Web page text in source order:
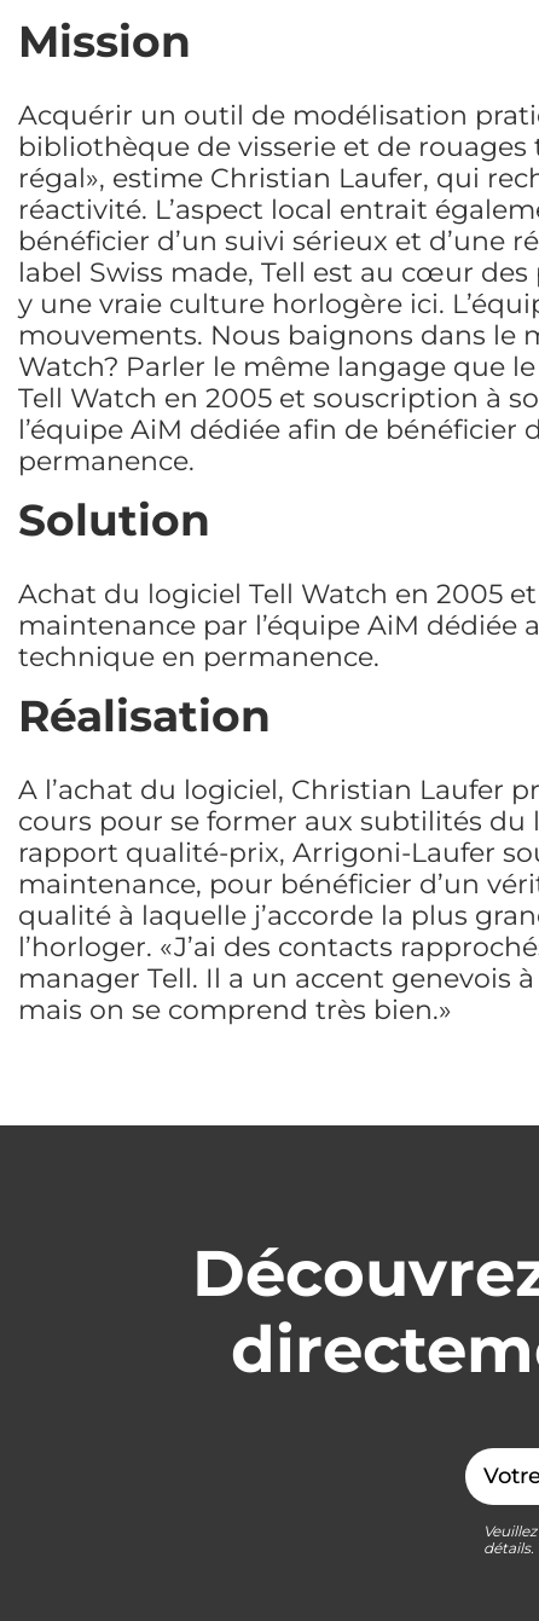
Mission
Acquérir un outil de modélisation
bibliothèque de visserie et de rouages
régal», estime Christian Laufer, qui
réactivité. L’aspect local entrait
bénéficier d’un suivi sérieux et d’une
label Swiss made, Tell est au cœur
y une vraie culture horlogère ici.
mouvements. Nous baignons dans le
Watch? Parler le même langage que
Tell Watch en 2005 et souscription à
l’équipe AiM dédiée afin de bénéficier
permanence.
Solution
Achat du logiciel Tell Watch en 2005
maintenance par l’équipe AiM dédiée
technique en permanence.
Réalisation
A l’achat du logiciel, Christian Laufer
cours pour se former aux subtilités du
rapport qualité-prix, Arrigoni-Laufer
maintenance, pour bénéficier d’un
qualité à laquelle j’accorde la plus
l’horloger. «J’ai des contacts
manager Tell. Il a un accent genevois
mais on se comprend très bien.»
Email
détails.